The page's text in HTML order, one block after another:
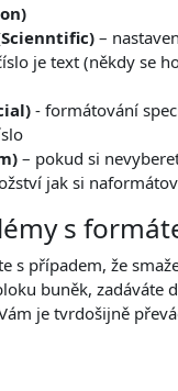
–
je text (někdy se
- formátování
– pokud si
jak si
s
s případem, že
buněk, zadáváte
je tvrdošijně